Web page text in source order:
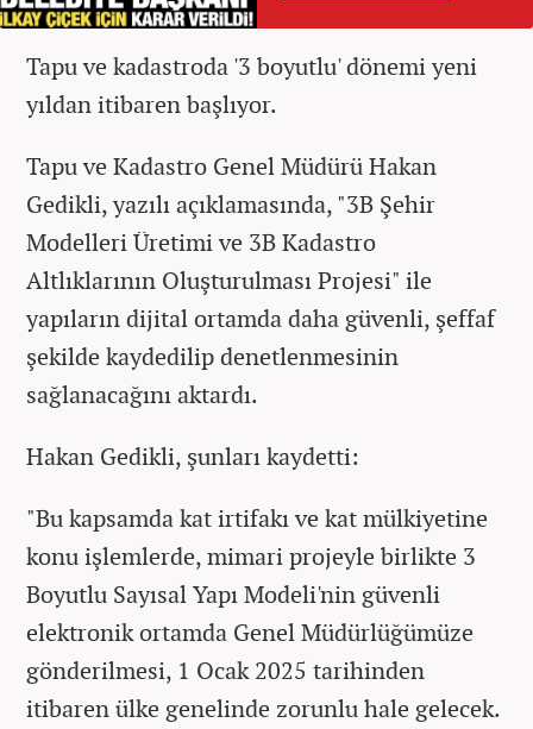
Tapu ve kadastroda '3 boyutlu' dönemi yeni
yıldan itibaren başlıyor.
Tapu ve Kadastro Genel Müdürü Hakan
Gedikli, yazılı açıklamasında, "3B Şehir
Modelleri Üretimi ve 3B Kadastro
Altlıklarının Oluşturulması Projesi" ile
yapıların dijital ortamda daha güvenli, şeffaf
şekilde kaydedilip denetlenmesinin
sağlanacağını aktardı.
Hakan Gedikli, şunları kaydetti:
"Bu kapsamda kat irtifakı ve kat mülkiyetine
konu işlemlerde, mimari projeyle birlikte 3
Boyutlu Sayısal Yapı Modeli'nin güvenli
elektronik ortamda Genel Müdürlüğümüze
gönderilmesi, 1 Ocak 2025 tarihinden
itibaren ülke genelinde zorunlu hale gelecek.